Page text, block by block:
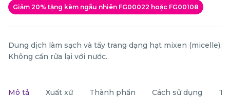
Giảm 20% tặng kèm ngẫu nhiên FG00022 hoặc FG00108
Dung dịch làm sạch và tẩy trang dạng hạt mixen (micelle).
Không cần rửa lại với nước.
Mô tả Xuất xứ Thành phần Cách sử dụng